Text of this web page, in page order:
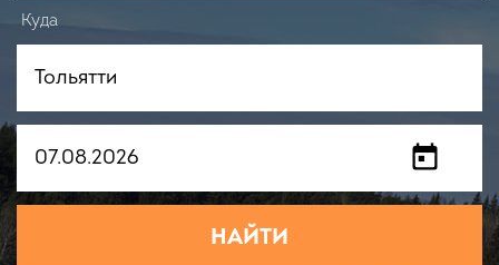
Куда
НАЙТИ